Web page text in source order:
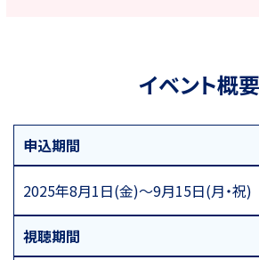
イベント概要
申込期間
2025年8月1日(金)～9月15日(月・祝)
視聴期間